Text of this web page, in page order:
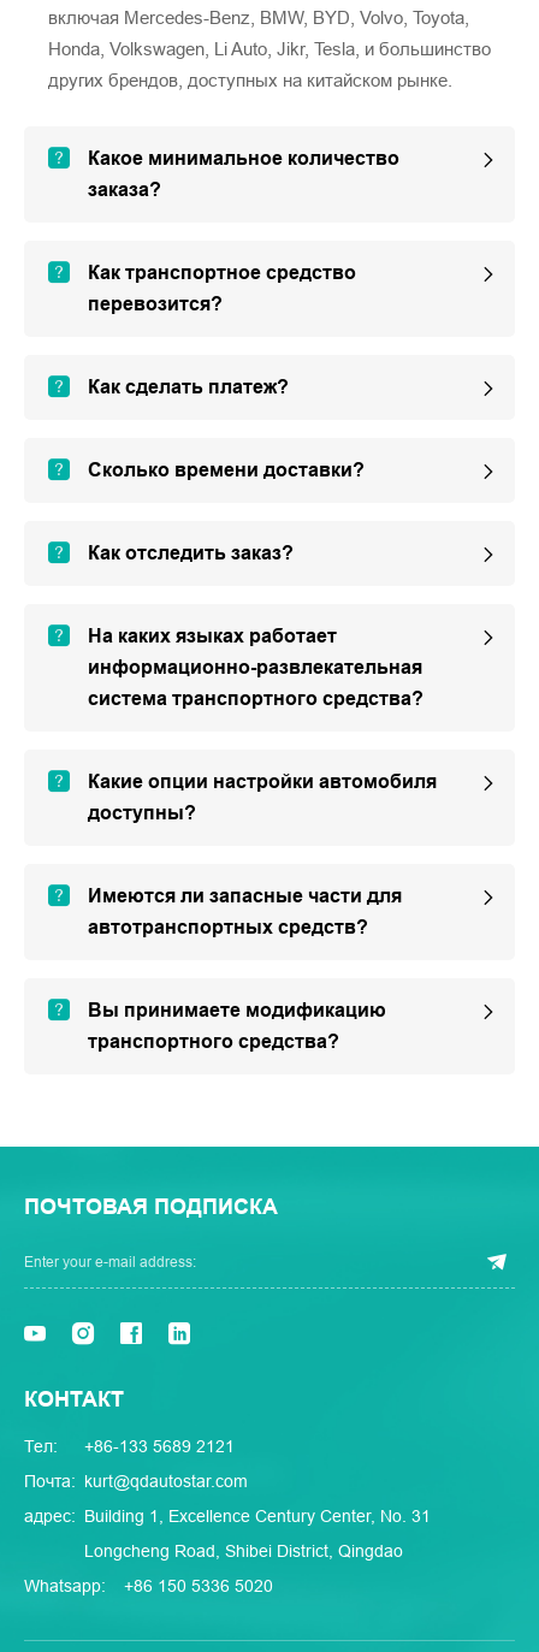
включая Mercedes-Benz, BMW, BYD, Volvo, Toyota,
Honda, Volkswagen, Li Auto, Jikr, Tesla, и большинство
других брендов, доступных на китайском рынке.
Какое минимальное количество
заказа?
Как транспортное средство
перевозится?
Как сделать платеж?
Сколько времени доставки?
Как отследить заказ?
На каких языках работает
информационно-развлекательная
система транспортного средства?
Какие опции настройки автомобиля
доступны?
Имеются ли запасные части для
автотранспортных средств?
Вы принимаете модификацию
транспортного средства?
ПОЧТОВАЯ ПОДПИСКА
КОНТАКТ
Тел:
+86-133 5689 2121
Почта: kurt@qdautostar.com
адрес: Building 1, Excellence Century Center, No. 31
Longcheng Road, Shibei District, Qingdao
Whatsapp:
+86 150 5336 5020